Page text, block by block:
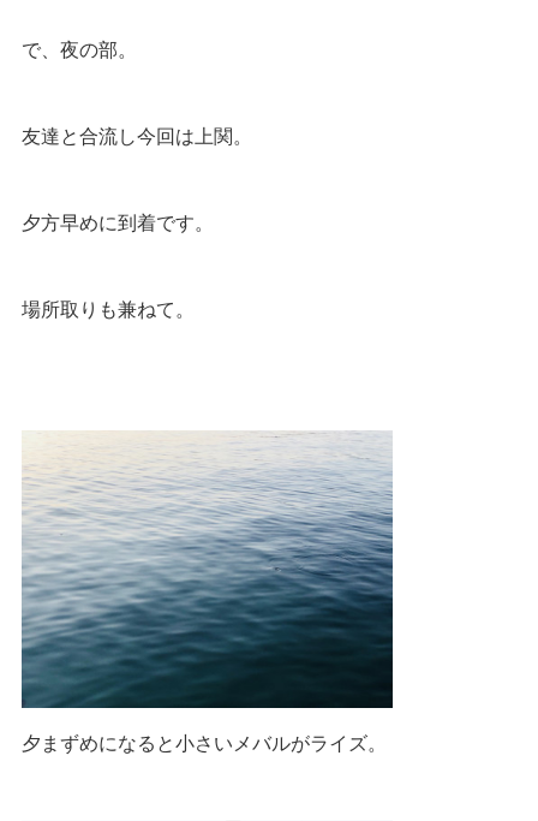
で、夜の部。
友達と合流し今回は上関。
夕方早めに到着です。
場所取りも兼ねて。
夕まずめになると小さいメバルがライズ。